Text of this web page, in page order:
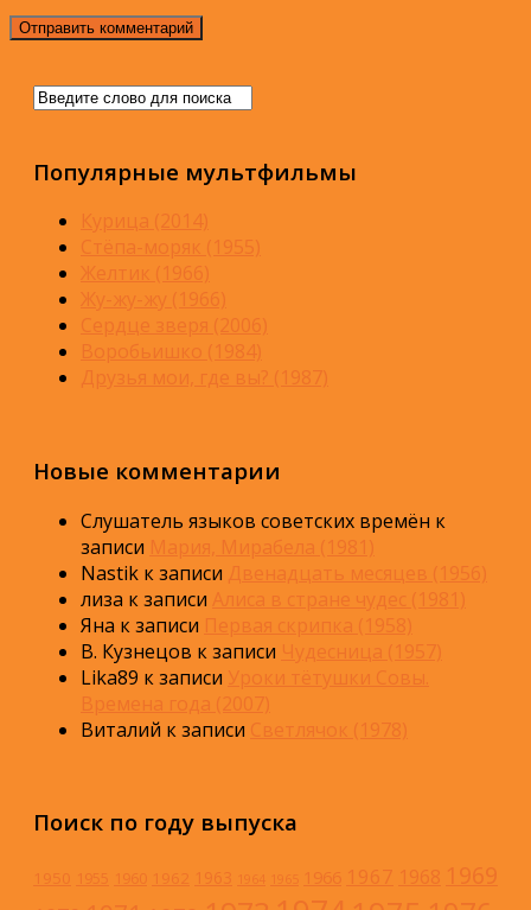
Популярные мультфильмы
Курица (2014)
Стёпа-моряк (1955)
Желтик (1966)
Жу-жу-жу (1966)
Сердце зверя (2006)
Воробьишко (1984)
Друзья мои, где вы? (1987)
Новые комментарии
Слушатель языков советских времён к
записи Мария, Мирабела (1981)
Nastik к записи Двенадцать месяцев (1956)
лиза к записи Алиса в стране чудес (1981)
Яна к записи Первая скрипка (1958)
В. Кузнецов к записи Чудесница (1957)
Lika89 к записи Уроки тётушки Совы.
Времена года (2007)
Виталий к записи Светлячок (1978)
Поиск по году выпуска
1950 1955 1960 1962 1963 1964 1965 1966 1967 1968 1969